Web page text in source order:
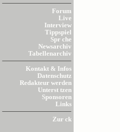
Forum
Live
Interview
Tippspiel
Spr che
Newsarchiv
Tabellenarchiv
Kontakt & Infos
Datenschutz
Redakteur werden
Unterst tzen
Sponsoren
Links
Zur ck